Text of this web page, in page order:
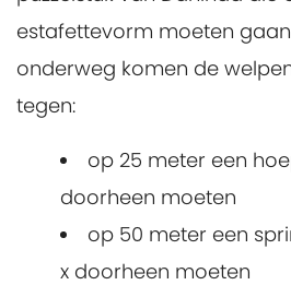
estafettevorm moeten
onderweg komen de
tegen:
op 25 meter een
doorheen moeten
op 50 meter een
x doorheen moeten